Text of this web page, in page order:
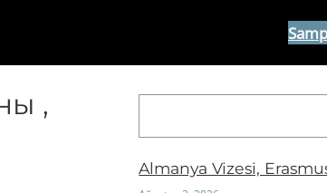
,
Almanya Vizesi,